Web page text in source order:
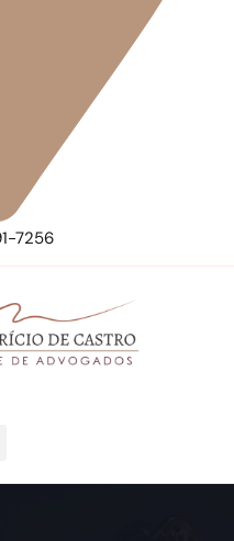
7256